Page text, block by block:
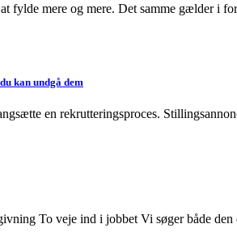
fylde mere og mere. Det samme gælder i
kan undgå dem
en rekrutteringsproces.
To veje ind i jobbet Vi søger både